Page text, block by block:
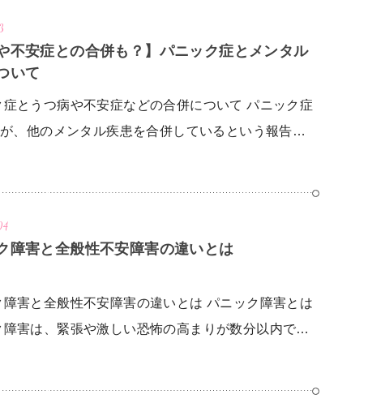
欠陥多動性障害
症候群
） 統合失調症 双極性障害
不安症との合併も？】パニック症とメンタル
いて
症とうつ病や不安症などの合併について パニック症
、他のメンタル疾患を合併しているという報告…
障害と全般性不安障害の違いとは
障害と全般性不安障害の違いとは パニック障害とは
障害は、緊張や激しい恐怖の高まりが数分以内で…